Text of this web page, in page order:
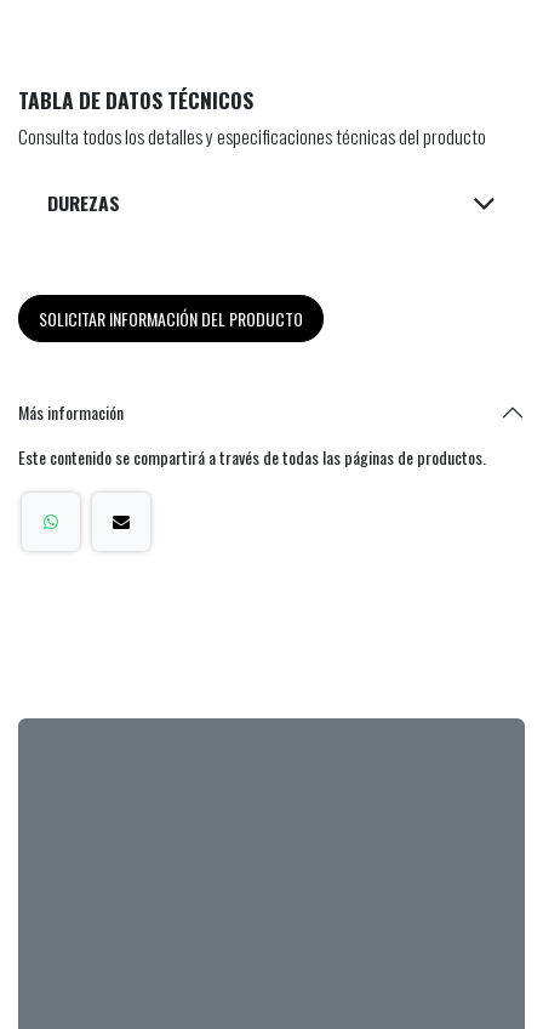
TABLA DE DATOS TÉCNICOS
Consulta todos los detalles y especificaciones técnicas del producto
DUREZAS
SOLICITAR INFORMACIÓN DEL PRODUCTO
Más información
Este contenido se compartirá a través de todas las páginas de productos.